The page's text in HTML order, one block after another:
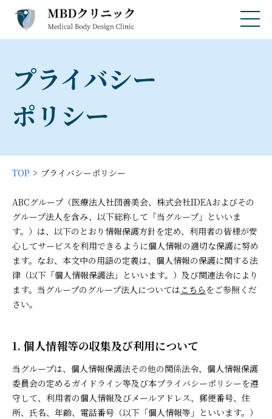
プライバシー
ポリシー
TOP プライバシーポリシー
ABCグループ（医療法人社団善美会、株式会社IDEAおよびその
グループ法人を含み、以下総称して「当グループ」といいま
す。）は、以下のとおり情報保護方針を定め、利用者の皆様が安
心してサービスを利用できるように個人情報の適切な保護に努め
ます。なお、本文中の用語の定義は、個人情報の保護に関する法
律（以下「個人情報保護法」といいます。）及び関連法令により
ます。当グループのグループ法人については こちら をご参照くだ
さい。
1. 個人情報等の収集及び利用について
当グループは、個人情報保護法その他の関係法令、個人情報保護
委員会の定めるガイドライン等及び本プライバシーポリシーを遵
守して、利用者の個人情報及びメールアドレス、郵便番号、住
所、氏名、年齢、電話番号（以下「個人情報等」といいます。）